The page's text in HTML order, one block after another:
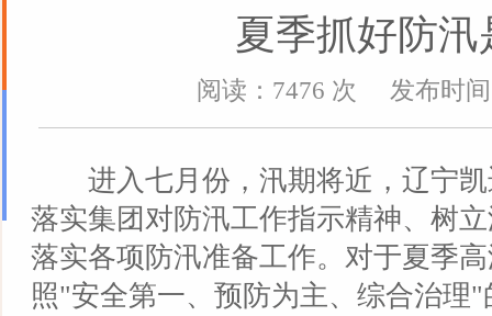
夏季抓好防汛
阅读：7476 次 发布时间
进入七月份，汛期将近，辽宁凯
落实集团对防汛工作指示精神、树
落实各项防汛准备工作。对于夏季
照"安全第一、预防为主、综合治理